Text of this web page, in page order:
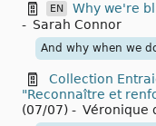
EN Why we're
- Sarah Connor
And why when we
Collection
"Reconnaître et
(07/07) - Véronique